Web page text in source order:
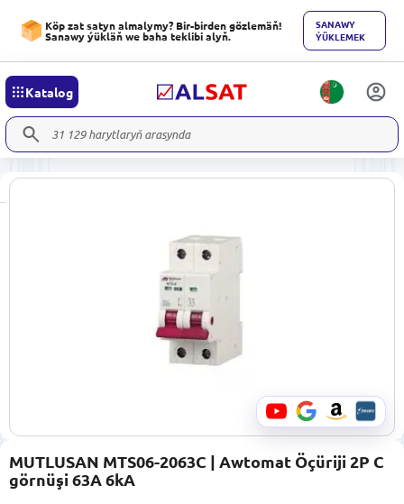
Köp zat satyn almalymy? Bir-birden gözlemäň!
Sanawy ýükläň we baha teklibi alyň.
SANAWY
ÝÜKLEMEK
Katalog
MUTLUSAN MTS06-2063C | Awtomat Öçüriji 2P C
görnüşi 63A 6kA